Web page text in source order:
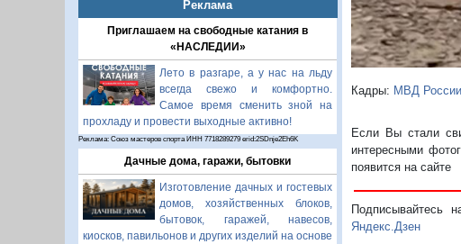
Реклама
Приглашаем на свободные катания в
«НАСЛЕДИИ»
Лето в разгаре, а у нас на льду
всегда свежо и комфортно.
Самое время сменить зной на
прохладу и провести выходные активно!
Реклама: Союз мастеров спорта ИНН 7718289279 erid:2SDnje2Eh6K
Дачные дома, гаражи, бытовки
Изготовление дачных и гостевых
домов, хозяйственных блоков,
бытовок, гаражей, навесов,
киосков, павильонов и других изделий на основе
Кадры: МВД России.
Если Вы стали
интересными
появится на сайте
Подписывайтесь
Яндекс.Дзен